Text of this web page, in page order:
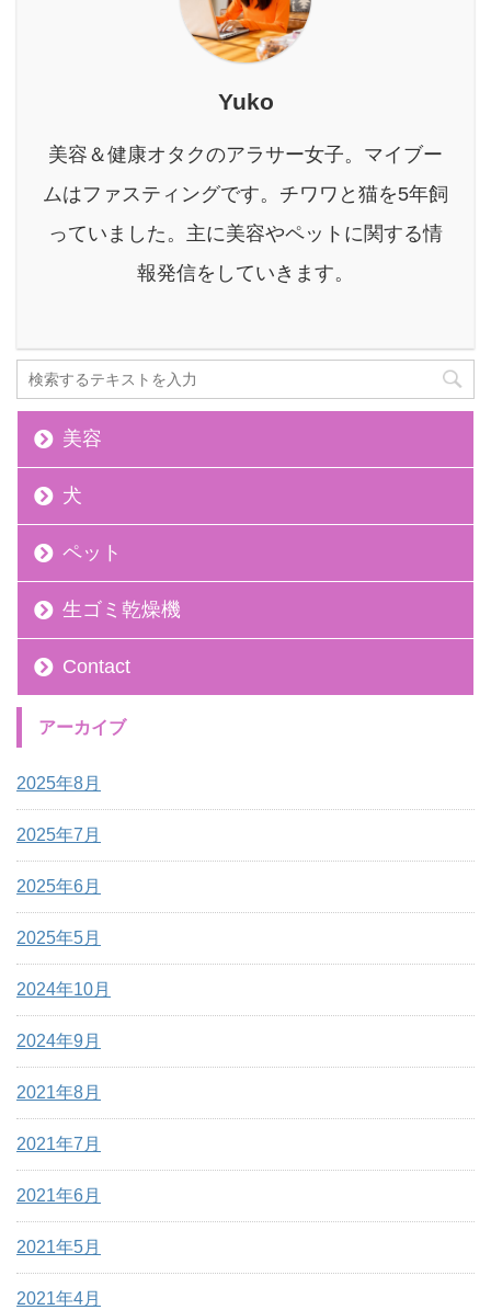
の恵みを活かした温浴法
である「酵素風呂」で
す。 本記事では、酵素風
呂がデリケートな肌質を
どう役立つのか、仕組み
さらには体の内側からの
ケアまで、詳しくお伝え
る正しい知識を得て、あ
Yuko
美容＆健康オタクのアラサー女子。マイブー
ムはファスティングです。チワワと猫を5年飼
っていました。主に美容やペットに関する情
報発信をしていきます。
美容
犬
ペット
生ゴミ乾燥機
Contact
アーカイブ
2025年8月
2025年7月
2025年6月
2025年5月
2024年10月
2024年9月
2021年8月
2021年7月
2021年6月
2021年5月
2021年4月